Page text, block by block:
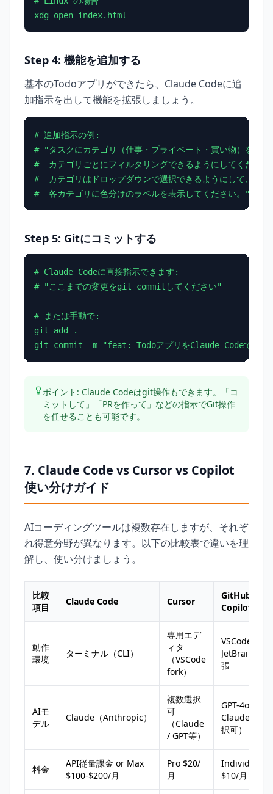
xdg-open index.html
Step 4: 機能を追加する
基本のTodoアプリができたら、Claude Codeに追
加指示を出して機能を拡張しましょう。
# 追加指示の例:
# "タスクにカテゴリ（仕事・プライベート・買い物）を追加
#  カテゴリごとにフィルタリングできるようにしてください
#  カテゴリはドロップダウンで選択できるようにして、
#  各カテゴリに色分けのラベルを表示してください。"
Step 5: Gitにコミットする
# Claude Codeに直接指示できます:
# "ここまでの変更をgit commitしてください"
# または手動で:
git add .
git commit -m "feat: TodoアプリをClaude Codeで生成
ポイント: Claude Codeはgit操作もできます。「コ
ミットして」「PRを作って」などの指示でGit操作
を任せることも可能です。
7. Claude Code vs Cursor vs Copilot
使い分けガイド
AIコーディングツールは複数存在しますが、それぞ
れ得意分野が異なります。以下の比較表で違いを理
解し、使い分けましょう。
比較
項目
Claude Code Cursor
GitHub
Copilot
動作
環境
ターミナル（CLI）
専用エデ
ィタ
（VSCode
fork）
VSCode /
JetBrains拡
張
AIモ
デル
Claude（Anthropic）
複数選択
可
（Claude
/ GPT等）
GPT-4o /
Claude（選
択可）
料金
API従量課金 or Max
$100-$200/月
Pro $20/
月
Individual
$10/月